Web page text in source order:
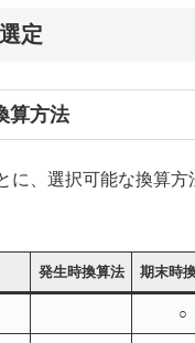
定
算方法
に、選択可能な換算方
発生時換算法 期末時
○